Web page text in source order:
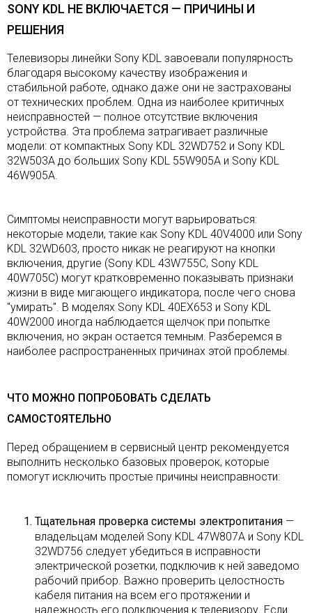
SONY KDL НЕ ВКЛЮЧАЕТСЯ — ПРИЧИНЫ И
РЕШЕНИЯ
Телевизоры линейки Sony KDL завоевали популярность
благодаря высокому качеству изображения и
стабильной работе, однако даже они не застрахованы
от технических проблем. Одна из наиболее критичных
неисправностей — полное отсутствие включения
устройства. Эта проблема затрагивает различные
модели: от компактных Sony KDL 32WD752 и Sony KDL
32W503A до больших Sony KDL 55W905A и Sony KDL
46W905A.
Симптомы неисправности могут варьироваться:
некоторые модели, такие как Sony KDL 40V4000 или Sony
KDL 32WD603, просто никак не реагируют на кнопки
включения, другие (Sony KDL 43W755C, Sony KDL
40W705C) могут кратковременно показывать признаки
жизни в виде мигающего индикатора, после чего снова
"умирать". В моделях Sony KDL 40EX653 и Sony KDL
40W2000 иногда наблюдается щелчок при попытке
включения, но экран остается темным. Разберемся в
наиболее распространенных причинах этой проблемы.
ЧТО МОЖНО ПОПРОБОВАТЬ СДЕЛАТЬ
САМОСТОЯТЕЛЬНО
Перед обращением в сервисный центр рекомендуется
выполнить несколько базовых проверок, которые
помогут исключить простые причины неисправности:
Тщательная проверка системы электропитания —
владельцам моделей Sony KDL 47W807A и Sony KDL
32WD756 следует убедиться в исправности
электрической розетки, подключив к ней заведомо
рабочий прибор. Важно проверить целостность
кабеля питания на всем его протяжении и
надежность его подключения к телевизору. Если